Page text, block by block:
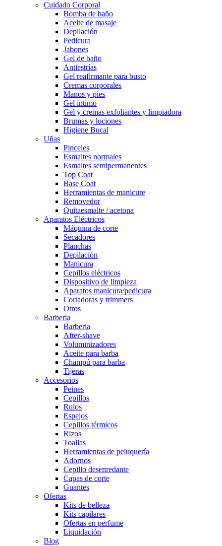
Cuidado Corporal
Bomba de baño
Aceite de masaje
Depilación
Pedicura
Jabones
Gel de baño
Antiestrías
Gel reafirmante para busto
Cremas corporales
Manos y pies
Gel íntimo
Gel y cremas exfoliantes y limpiadora
Brumas y lociones
Higiene Bucal
Uñas
Pinceles
Esmaltes normales
Esmaltes semipermanentes
Top Coat
Base Coat
Herramientas de manicure
Removedor
Quitaesmalte / acetona
Aparatos Eléctricos
Máquina de corte
Secadores
Planchas
Depilación
Manicura
Cepillos eléctricos
Dispositivo de limpieza
Aparatos manicura/pedicura
Cortadoras y trimmers
Otros
Barberia
Barberia
After-shave
Voluminizadores
Aceite para barba
Champú para barba
Tijeras
Accesorios
Peines
Cepillos
Rulos
Espejos
Cepillos térmicos
Rizos
Toallas
Herramientas de peluquería
Adornos
Cepillo desenredante
Capas de corte
Guantes
Ofertas
Kits de belleza
Kits capilares
Ofertas en perfume
Liquidación
Blog